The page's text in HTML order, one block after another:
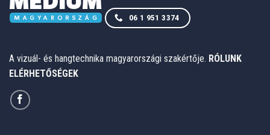
06 1 951 3374
A vizuál- és hangtechnika magyarországi szakértője. RÓLUNK
ELÉRHETŐSÉGEK